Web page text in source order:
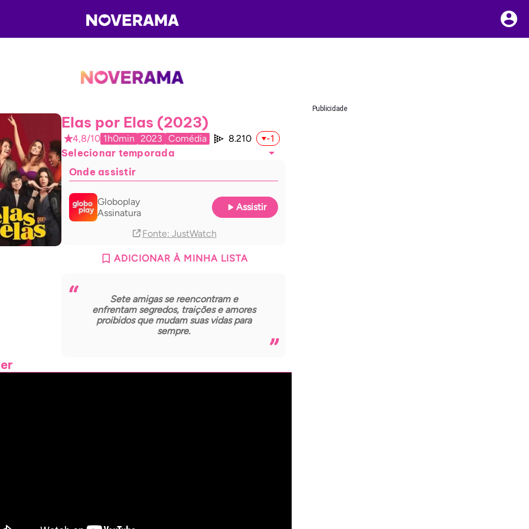
Publicidade
Elas por Elas (2023)
4,8/10 1h0min 2023 Comédia 8.210 -1
Selecionar temporada
Onde assistir
Globoplay
Assinatura
Assistir
Fonte: JustWatch
ADICIONAR À MINHA LISTA
Sete amigas se reencontram e
enfrentam segredos, traições e amores
proibidos que mudam suas vidas para
sempre.